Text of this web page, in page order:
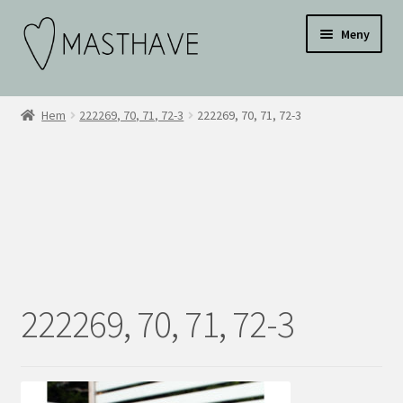
Hoppa
till
navigering
Hoppa
till
innehåll
Meny
WEBBUTIK
ÅF KONTO
Testar
Hem 222269, 70, 71, 72-3 222269, 70, 71, 72-3
222269, 70, 71, 72-3